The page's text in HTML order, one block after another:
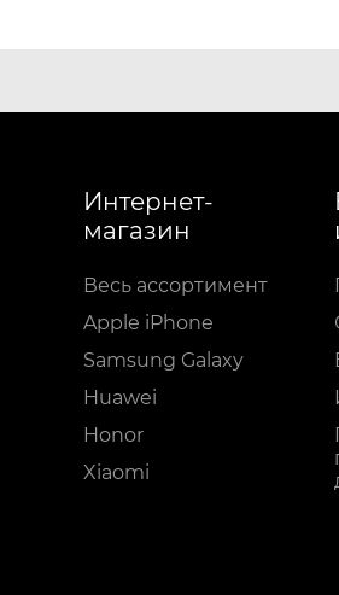
Интернет-
магазин
Весь ассортимент
Apple iPhone
Samsung Galaxy
Huawei
Honor
Xiaomi